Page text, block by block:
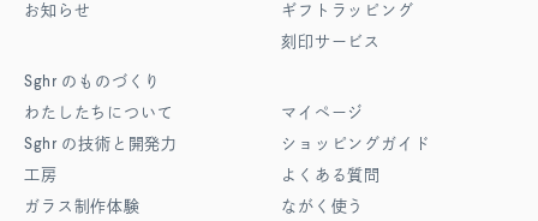
お知らせ
Sghr のものづくり
わたしたちについて
Sghr の技術と開発力
工房
ガラス制作体験
ギフトラッピング
刻印サービス
マイページ
ショッピングガイド
よくある質問
ながく使う